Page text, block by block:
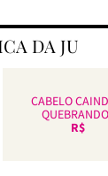
DA JU
CABELO
R$